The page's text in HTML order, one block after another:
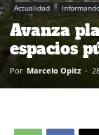
Actualidad
Avanza
espacios
Por Marcelo Opitz -